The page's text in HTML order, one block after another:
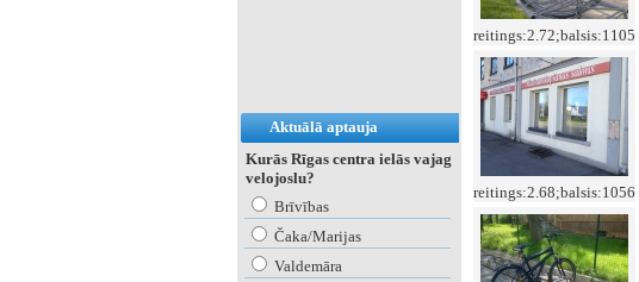
Aktuālā aptauja
Kurās Rīgas centra ielās vajag
velojoslu?
Brīvības
Čaka/Marijas
Valdemāra
reitings:2.72;balsis:1105
reitings:2.68;balsis:1056